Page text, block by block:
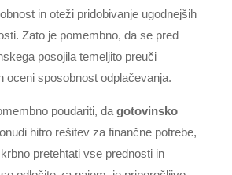
in oteži pridobivanje ugodnejših
Zato je pomembno, da se pred
posojila temeljito preuči
oceni sposobnost odplačevanja.
poudariti, da gotovinsko
hitro rešitev za finančne potrebe,
pretehtati vse prednosti in